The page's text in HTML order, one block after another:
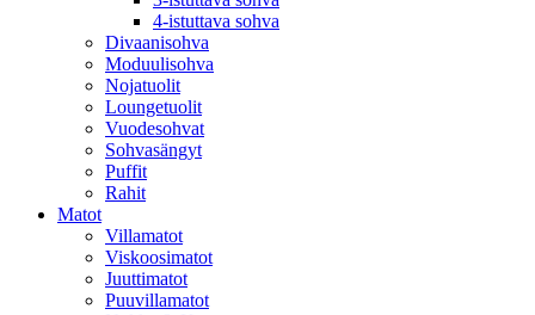
4-istuttava sohva
Divaanisohva
Moduulisohva
Nojatuolit
Loungetuolit
Vuodesohvat
Sohvasängyt
Puffit
Rahit
Matot
Villamatot
Viskoosimatot
Juuttimatot
Puuvillamatot